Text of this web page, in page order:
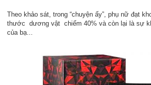
Theo khảo sát, trong “chuyện ấy”, phụ nữ đạt
thước dương vật chiếm 40% và còn lại là sự
của bạ...